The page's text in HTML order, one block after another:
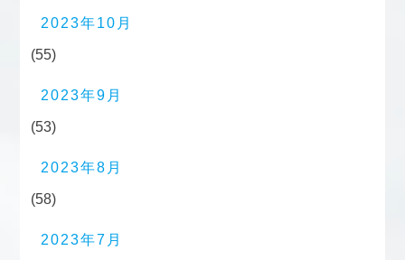
2023年10月
(55)
2023年9月
(53)
2023年8月
(58)
2023年7月